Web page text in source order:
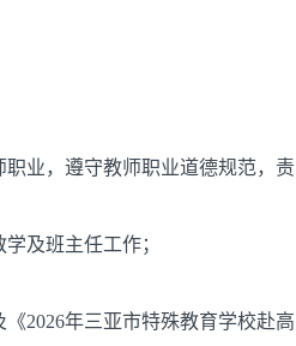
职业，遵守教师职业道德规范，责
及班主任工作；
2026年三亚市特殊教育学校赴高